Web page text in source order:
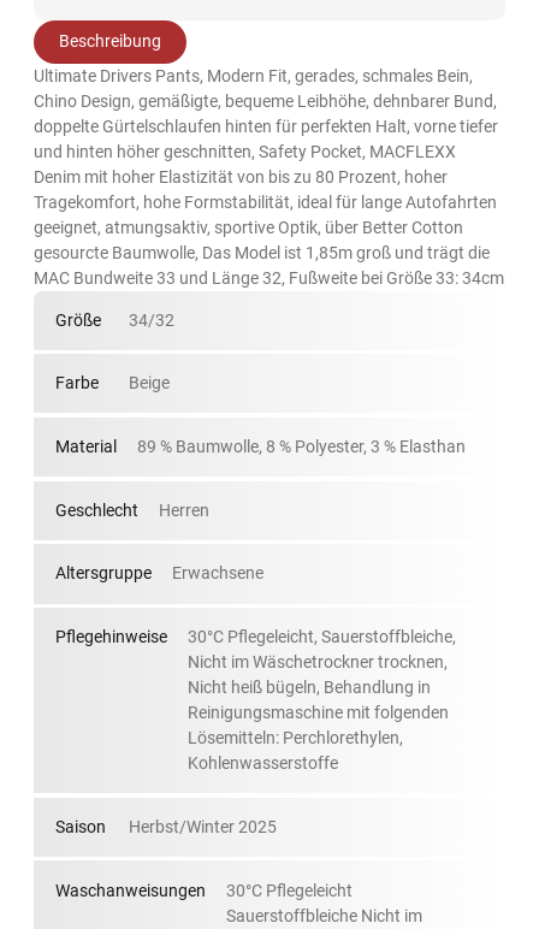
Beschreibung
Ultimate Drivers Pants, Modern Fit, gerades, schmales Bein,
Chino Design, gemäßigte, bequeme Leibhöhe, dehnbarer Bund,
doppelte Gürtelschlaufen hinten für perfekten Halt, vorne tiefer
und hinten höher geschnitten, Safety Pocket, MACFLEXX
Denim mit hoher Elastizität von bis zu 80 Prozent, hoher
Tragekomfort, hohe Formstabilität, ideal für lange Autofahrten
geeignet, atmungsaktiv, sportive Optik, über Better Cotton
gesourcte Baumwolle, Das Model ist 1,85m groß und trägt die
MAC Bundweite 33 und Länge 32, Fußweite bei Größe 33: 34cm
Größe 34/32
Farbe Beige
Material 89 % Baumwolle, 8 % Polyester, 3 % Elasthan
Geschlecht Herren
Altersgruppe Erwachsene
Pflegehinweise
30°C Pflegeleicht, Sauerstoffbleiche,
Nicht im Wäschetrockner trocknen,
Nicht heiß bügeln, Behandlung in
Reinigungsmaschine mit folgenden
Lösemitteln: Perchlorethylen,
Kohlenwasserstoffe
Saison Herbst/Winter 2025
Waschanweisungen
30°C Pflegeleicht
Sauerstoffbleiche Nicht im